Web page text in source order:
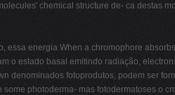
chemical structure de- ca destas
essa energia When a chromophore
o estado basal emitindo radiação,
denominados fotoprodutos, podem ser
photoderma- mas fotodermatoses o